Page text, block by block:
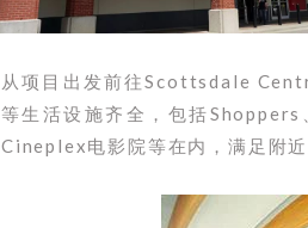
从项目出发前往Scottsdale
等生活设施齐全，包括
Cineplex电影院等在内，满足附